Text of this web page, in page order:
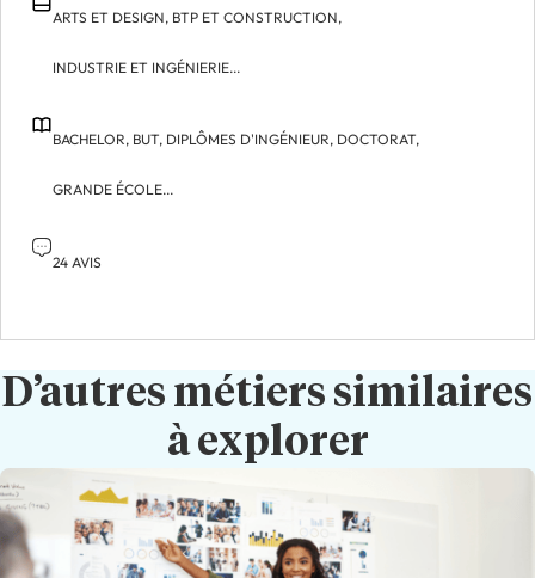
ARTS ET DESIGN, BTP ET CONSTRUCTION,
INDUSTRIE ET INGÉNIERIE...
BACHELOR, BUT, DIPLÔMES D'INGÉNIEUR, DOCTORAT,
GRANDE ÉCOLE...
24 AVIS
D’autres métiers similaires
à explorer